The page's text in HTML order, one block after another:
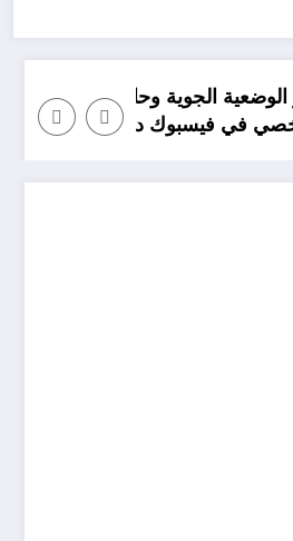
موعد انخفاض الحرارة في ولايات الجزائر